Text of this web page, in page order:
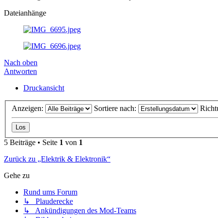
Dateianhänge
Nach oben
Antworten
Druckansicht
Anzeigen: Sortiere nach:
5 Beiträge • Seite 1 von 1
Zurück zu „Elektrik & Elektronik“
Gehe zu
Rund ums Forum
↳ Plauderecke
↳ Ankündigungen des Mod-Teams